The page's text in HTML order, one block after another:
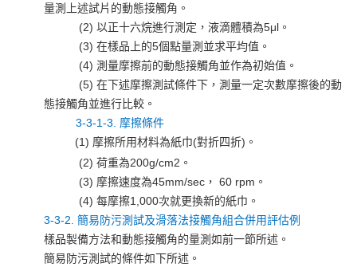
量測上述試片的動態接觸角。
(2) 以正十六烷進行測定，液滴體積為5μl。
(3) 在樣品上的5個點量測並求平均值。
(4) 測量摩擦前的動態接觸角並作為初始值。
(5) 在下述摩擦測試條件下，測量一定次數摩擦後的動
態接觸角並進行比較。
3-3-1-3. 摩擦條件
(1) 摩擦所用材料為紙巾(對折四折)。
(2) 荷重為200g/cm2。
(3) 摩擦速度為45mm/sec， 60 rpm。
(4) 每摩擦1,000次就更換新的紙巾。
3-3-2. 簡易防污測試及滑落法接觸角組合併用評估例
樣品製備方法和動態接觸角的量測如前一節所述。
簡易防污測試的條件如下所述。